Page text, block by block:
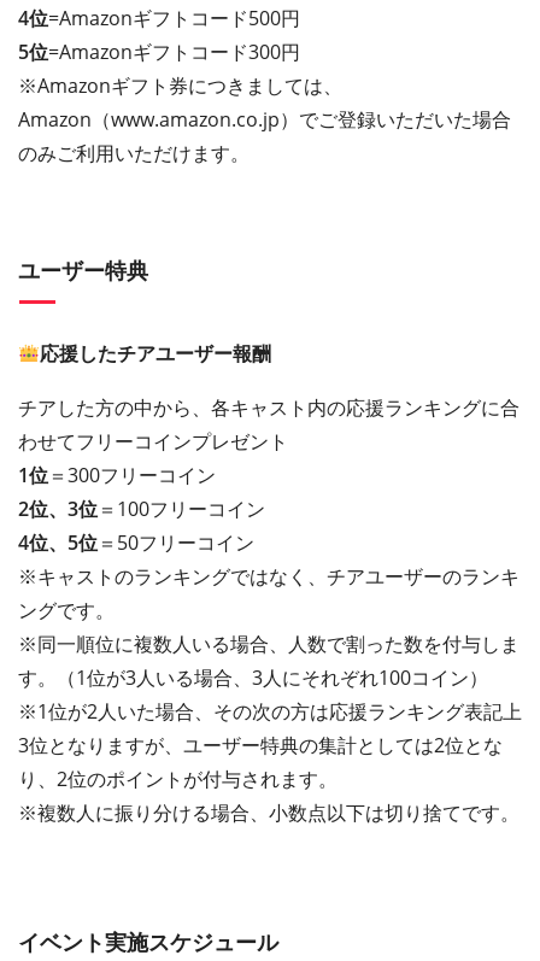
4位=Amazonギフトコード500円
5位=Amazonギフトコード300円
※Amazonギフト券につきましては、
Amazon（www.amazon.co.jp）でご登録いただいた場合
のみご利用いただけます。
ユーザー特典
応援したチアユーザー報酬
チアした方の中から、各キャスト内の応援ランキングに合
わせてフリーコインプレゼント
1位＝300フリーコイン
2位、3位＝100フリーコイン
4位、5位＝50フリーコイン
※キャストのランキングではなく、チアユーザーのランキ
ングです。
※同一順位に複数人いる場合、人数で割った数を付与しま
す。（1位が3人いる場合、3人にそれぞれ100コイン）
※1位が2人いた場合、その次の方は応援ランキング表記上
3位となりますが、ユーザー特典の集計としては2位とな
り、2位のポイントが付与されます。
※複数人に振り分ける場合、小数点以下は切り捨てです。
イベント実施スケジュール